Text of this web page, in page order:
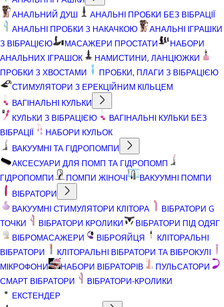
АНАЛЬНИЙ ДУШ
АНАЛЬНІ ПРОБКИ БЕЗ ВІБРАЦІЇ
АНАЛЬНІ ПРОБКИ З НАКАЧКОЮ
АНАЛЬНІ ІГРАШКИ
З ВІБРАЦІЄЮ
МАСАЖЕРИ ПРОСТАТИ
НАБОРИ
АНАЛЬНИХ ІГРАШОК
НАМИСТИНИ, ЛАНЦЮЖКИ
ПРОБКИ З ХВОСТАМИ
ПРОБКИ, ПЛАГИ З ВІБРАЦІЄЮ
СТИМУЛЯТОРИ З ЕРЕКЦІЙНИМ КІЛЬЦЕМ
ВАГІНАЛЬНІ КУЛЬКИ
КУЛЬКИ З ВІБРАЦІЄЮ
ВАГІНАЛЬНІ КУЛЬКИ БЕЗ
ВІБРАЦІЇ
НАБОРИ КУЛЬОК
ВАКУУМНІ ТА ГІДРОПОМПИ
АКСЕСУАРИ ДЛЯ ПОМП ТА ГІДРОПОМП
ГІДРОПОМПИ
ПОМПИ ЖІНОЧІ
ВАКУУМНІ ПОМПИ
ВІБРАТОРИ
ВАКУУМНІ СТИМУЛЯТОРИ КЛІТОРА
ВІБРАТОРИ G
ТОЧКИ
ВІБРАТОРИ КРОЛИКИ
ВІБРАТОРИ ПІД ОДЯГ
ВІБРОМАСАЖЕРИ
ВІБРОЯЙЦЯ
КЛІТОРАЛЬНІ
ВІБРАТОРИ
КЛІТОРАЛЬНІ ВІБРАТОРИ ТА ВІБРОКУЛІ
МІКРОФОНИ
НАБОРИ ВІБРАТОРІВ
ПУЛЬСАТОРИ
СМАРТ ВІБРАТОРИ
ВІБРАТОРИ-КРОЛИКИ
ЕКСТЕНДЕР